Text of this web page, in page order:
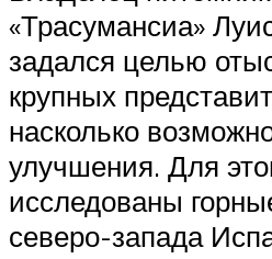
«Трасумансиа»
задался целью
крупных
насколько
улучшения. Для
исследованы
северо-запада